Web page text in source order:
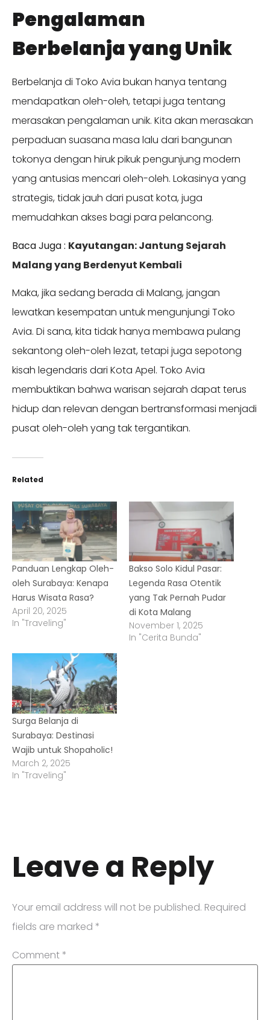
Pengalaman
Berbelanja yang Unik
Berbelanja di Toko Avia bukan hanya tentang
mendapatkan oleh-oleh, tetapi juga tentang
merasakan pengalaman unik. Kita akan merasakan
perpaduan suasana masa lalu dari bangunan
tokonya dengan hiruk pikuk pengunjung modern
yang antusias mencari oleh-oleh. Lokasinya yang
strategis, tidak jauh dari pusat kota, juga
memudahkan akses bagi para pelancong.
Baca Juga : Kayutangan: Jantung Sejarah
Malang yang Berdenyut Kembali
Maka, jika sedang berada di Malang, jangan
lewatkan kesempatan untuk mengunjungi Toko
Avia. Di sana, kita tidak hanya membawa pulang
sekantong oleh-oleh lezat, tetapi juga sepotong
kisah legendaris dari Kota Apel. Toko Avia
membuktikan bahwa warisan sejarah dapat terus
hidup dan relevan dengan bertransformasi menjadi
pusat oleh-oleh yang tak tergantikan.
Related
Panduan Lengkap Oleh-
oleh Surabaya: Kenapa
Harus Wisata Rasa?
April 20, 2025
In "Traveling"
Bakso Solo Kidul Pasar:
Legenda Rasa Otentik
yang Tak Pernah Pudar
di Kota Malang
November 1, 2025
In "Cerita Bunda"
Surga Belanja di
Surabaya: Destinasi
Wajib untuk Shopaholic!
March 2, 2025
In "Traveling"
Leave a Reply
Your email address will not be published. Required
fields are marked *
Comment *